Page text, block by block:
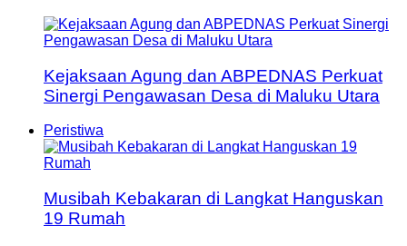
Kejaksaan Agung dan ABPEDNAS Perkuat
Sinergi Pengawasan Desa di Maluku Utara
Peristiwa
Musibah Kebakaran di Langkat Hanguskan
19 Rumah